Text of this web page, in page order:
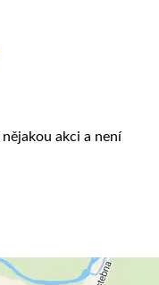
nějakou akci a není